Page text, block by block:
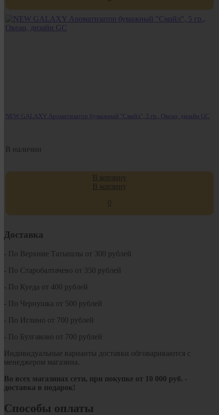
NEW GALAXY Ароматизатор бумажный "Смайл", 5 гр., Океан, дизайн GC
В наличии
В корзину
В корзину
0
Доставка
- По Верхние Татышлы от 300 рублей
- По Старобалтачево от 350 рублей
- По Куеда от 400 рублей
- По Чернушка от 500 рублей
- По Иглино от 700 рублей
- По Булгаково от 700 рублей
Индивидуальные варианты доставки обговариваются с
менеджером магазина.
Во всех магазинах сети, при покупке от 10 000 руб. -
доставка в подарок!
Способы оплаты